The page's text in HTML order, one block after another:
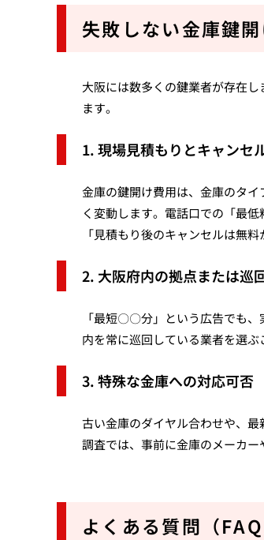
失敗しない金庫鍵
大阪には数多くの鍵業者が存在
ます。
1. 現場見積もりとキャンセ
金庫の鍵開け費用は、金庫のタ
く変動します。電話口での「最
「見積もり後のキャンセルは無
2. 大阪府内の拠点または巡
「最短〇〇分」という広告でも
内を常に巡回している業者を選
3. 特殊な金庫への対応可否
古い金庫のダイヤル合わせや、
調査では、事前に金庫のメーカ
よくある質問（FAQ